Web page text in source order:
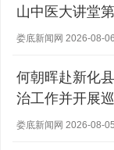
山中医大讲堂
娄底新闻网 2026-08-06
何朝晖赴新化
治工作并开展
娄底新闻网 2026-08-05